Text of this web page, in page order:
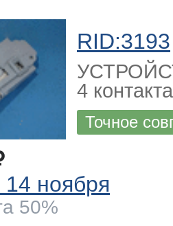
RID:3193
4
Точное
14 ноября
50%